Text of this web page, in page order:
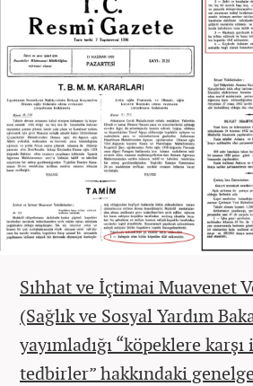
Sıhhat ve İçtimai Muavenet
(Sağlık ve Sosyal Yardım
yayımladığı “köpeklere
tedbirler” hakkındaki